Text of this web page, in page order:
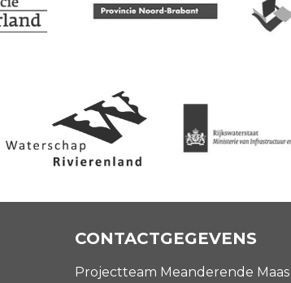
CONTACTGEGEVENS
Projectteam Meanderende Maas